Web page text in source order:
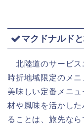
マクドナルド
北陸道のサービス
時折地域限定のメニ
美味しい定番メニ
材や風味を活かし
ることは、旅先な